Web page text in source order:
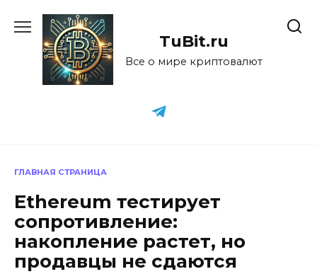
содержанию
TuBit.ru
Все о мире криптовалют
ГЛАВНАЯ СТРАНИЦА
Ethereum тестирует
сопротивление:
накопление растет, но
продавцы не сдаются